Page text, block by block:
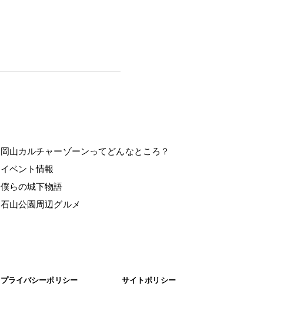
岡山カルチャーゾーンってどんなところ？
イベント情報
僕らの城下物語
石山公園周辺グルメ
プライバシーポリシー サイトポリシー